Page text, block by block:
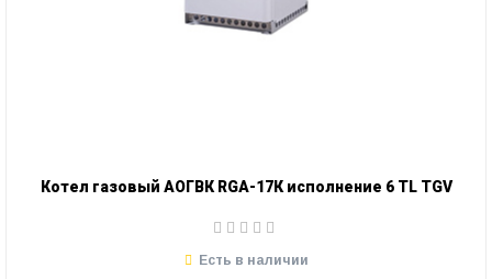
Котел газовый АОГВК RGA-17К исполнение 6 TL TGV
Есть в наличии